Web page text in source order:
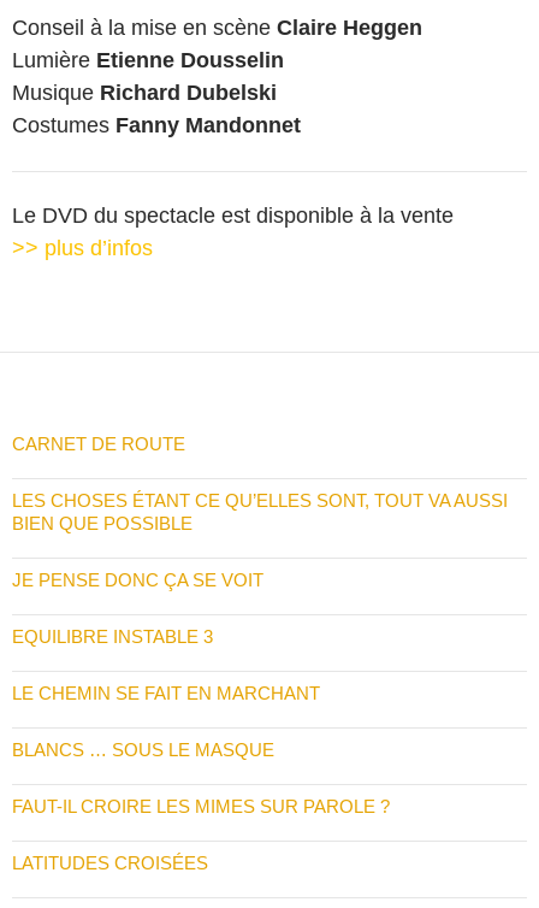
Conseil à la mise en scène Claire Heggen
Lumière Etienne Dousselin
Musique Richard Dubelski
Costumes Fanny Mandonnet
Le DVD du spectacle est disponible à la vente
>> plus d’infos
CARNET DE ROUTE
LES CHOSES ÉTANT CE QU’ELLES SONT, TOUT VA AUSSI
BIEN QUE POSSIBLE
JE PENSE DONC ÇA SE VOIT
EQUILIBRE INSTABLE 3
LE CHEMIN SE FAIT EN MARCHANT
BLANCS … SOUS LE MASQUE
FAUT-IL CROIRE LES MIMES SUR PAROLE ?
LATITUDES CROISÉES